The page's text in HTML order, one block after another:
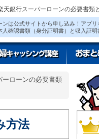
天銀行スーパーローンの必要書類
ンは公式サイトから申し込み！アプ
人確認書類（身分証明書）と収入証明
ーローンの必要書類
方法